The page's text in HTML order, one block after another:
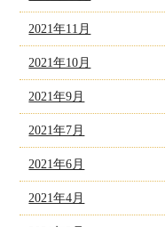
2021年11月
2021年10月
2021年9月
2021年7月
2021年6月
2021年4月